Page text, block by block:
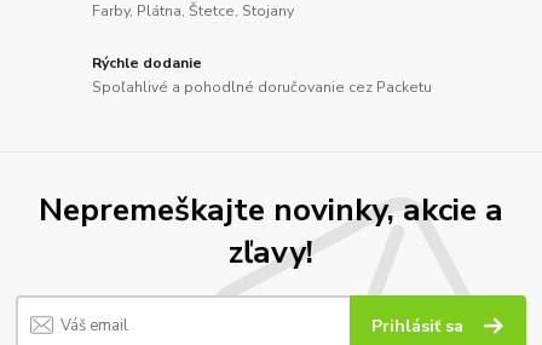
Farby, Plátna, Štetce, Stojany
Rýchle dodanie
Spoľahlivé a pohodlné doručovanie cez Packetu
Nepremeškajte novinky, akcie a
zľavy!
Prihlásiť sa